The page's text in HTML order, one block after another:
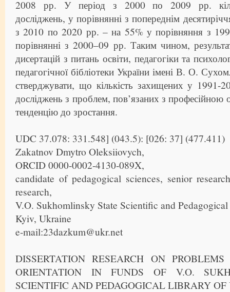
2008 рр. У період з 2000 по 2009 рр.
досліджень, у порівнянні з попереднім
з 2010 по 2020 рр. – на 55% у порівняння з
порівнянні з 2000–09 рр. Таким чином,
дисертацій з питань освіти, педагогіки та
педагогічної бібліотеки України імені В. О.
стверджувати, що кількість захищених у 1991-
досліджень з проблем, пов’язаних з професійною
тенденцію до зростання.
UDC 37.078: 331.548] (043.5): [026: 37] (477.411)
Zakatnov Dmytro Oleksiiovych,
ORCID 0000-0002-4130-089X,
candidate of pedagogical sciences, senior
research,
V.O. Sukhomlinsky State Scientific and
Kyiv, Ukraine
e-mail:23dazkum@ukr.net
DISSERTATION RESEARCH ON
ORIENTATION IN FUNDS OF V.O.
SCIENTIFIC AND PEDAGOGICAL LIBRARY